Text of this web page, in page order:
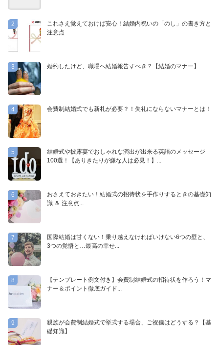
2
これさえ覚えておけば安心！結婚内祝いの「のし」の書き方と
注意点
3 婚約したけど、職場へ結婚報告すべき？【結婚のマナー】
4 会費制結婚式でも新札が必要？！失礼にならないマナーとは！
5
結婚式や披露宴でおしゃれな演出が出来る英語のメッセージ
100選！【ありきたりが嫌な人は必見！】...
6
おさえておきたい！結婚式の招待状を手作りするときの基礎知
識 ＆ 注意点...
7
国際結婚は甘くない！乗り越えなければいけない6つの壁と、
3つの覚悟と…最高の幸せ...
8
【テンプレート例文付き】会費制結婚式の招待状を作ろう！マ
ナー＆ポイント徹底ガイド...
9
親族が会費制結婚式で挙式する場合、ご祝儀はどうする？【基
礎知識】